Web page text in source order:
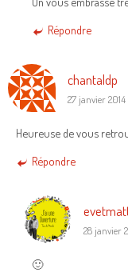
Répondre
chantaldp
27 janvier
Heureuse de vous
Répondre
28 janvier
🙂